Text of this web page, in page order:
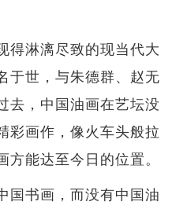
得淋漓尽致的现当代大
于世，与朱德群、赵无
去，中国油画在艺坛没
彩画作，像火车头般拉
能达至今日的位置。
国书画，而没有中国油